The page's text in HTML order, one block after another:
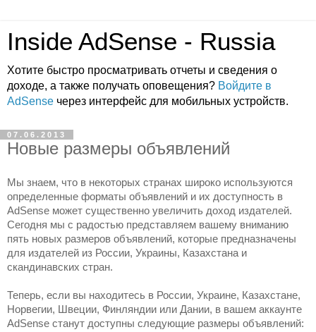
Inside AdSense - Russia
Хотите быстро просматривать отчеты и сведения о
доходе, а также получать оповещения? Войдите в
AdSense через интерфейс для мобильных устройств.
07.06.2013
Новые размеры объявлений
Мы знаем, что в некоторых странах широко используются
определенные форматы объявлений и их доступность в
AdSense может существенно увеличить доход издателей.
Сегодня мы с радостью представляем вашему вниманию
пять новых размеров объявлений, которые предназначены
для издателей из России, Украины, Казахстана и
скандинавских стран.
Теперь, если вы находитесь в России, Украине, Казахстане,
Норвегии, Швеции, Финляндии или Дании, в вашем аккаунте
AdSense станут доступны следующие размеры объявлений: